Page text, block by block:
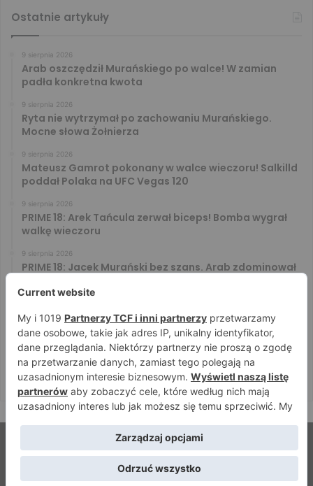
Ostatnie artykuły
9 sierpnia 2026
Arab oszczędził Murańskiego po walce! W zamian
padła konkretna kwota
9 sierpnia 2026
Ryta nie wytrzymał po zachowaniu Murańskiego.
Mocne słowa Żołnierza
9 sierpnia 2026
Mateusz Gamrot pokonany w walce wieczoru! Salkilld
poddał Polaka na UFC Vegas 120
9 sierpnia 2026
PRIME 18: Arek Tańcula zerwał biceps! Bomba wygrał
walkę wieczoru
9 sierpnia 2026
PRIME 18: Jacek Murański bez szans. Arab zdominował
PRIME 18: Mariusz Wach rozbity przez 6. rywali. Gypsy
Team zwyciężył w 3. rundzie
8 sierpnia 2026
PRIME 18: Bagieta wrócił i wygrał. Wampirek przegrał w
2. rundzie
Home
Redakcja Kontakt